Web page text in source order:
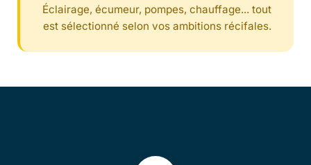
Éclairage, écumeur, pompes, chauffage... tout
est sélectionné selon vos ambitions récifales.